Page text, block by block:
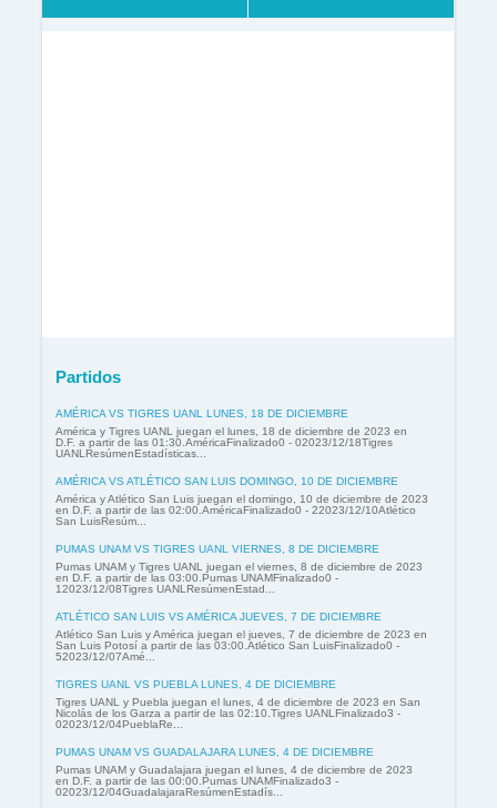
Partidos
AMÉRICA VS TIGRES UANL LUNES, 18 DE DICIEMBRE
América y Tigres UANL juegan el lunes, 18 de diciembre de 2023 en
D.F. a partir de las 01:30.AméricaFinalizado0 - 02023/12/18Tigres
UANLResúmenEstadísticas...
AMÉRICA VS ATLÉTICO SAN LUIS DOMINGO, 10 DE DICIEMBRE
América y Atlético San Luis juegan el domingo, 10 de diciembre de 2023
en D.F. a partir de las 02:00.AméricaFinalizado0 - 22023/12/10Atlético
San LuisResúm...
PUMAS UNAM VS TIGRES UANL VIERNES, 8 DE DICIEMBRE
Pumas UNAM y Tigres UANL juegan el viernes, 8 de diciembre de 2023
en D.F. a partir de las 03:00.Pumas UNAMFinalizado0 -
12023/12/08Tigres UANLResúmenEstad...
ATLÉTICO SAN LUIS VS AMÉRICA JUEVES, 7 DE DICIEMBRE
Atlético San Luis y América juegan el jueves, 7 de diciembre de 2023 en
San Luis Potosí a partir de las 03:00.Atlético San LuisFinalizado0 -
52023/12/07Amé...
TIGRES UANL VS PUEBLA LUNES, 4 DE DICIEMBRE
Tigres UANL y Puebla juegan el lunes, 4 de diciembre de 2023 en San
Nicolás de los Garza a partir de las 02:10.Tigres UANLFinalizado3 -
02023/12/04PueblaRe...
PUMAS UNAM VS GUADALAJARA LUNES, 4 DE DICIEMBRE
Pumas UNAM y Guadalajara juegan el lunes, 4 de diciembre de 2023
en D.F. a partir de las 00:00.Pumas UNAMFinalizado3 -
02023/12/04GuadalajaraResúmenEstadís...